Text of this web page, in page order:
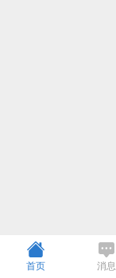
首页 消息